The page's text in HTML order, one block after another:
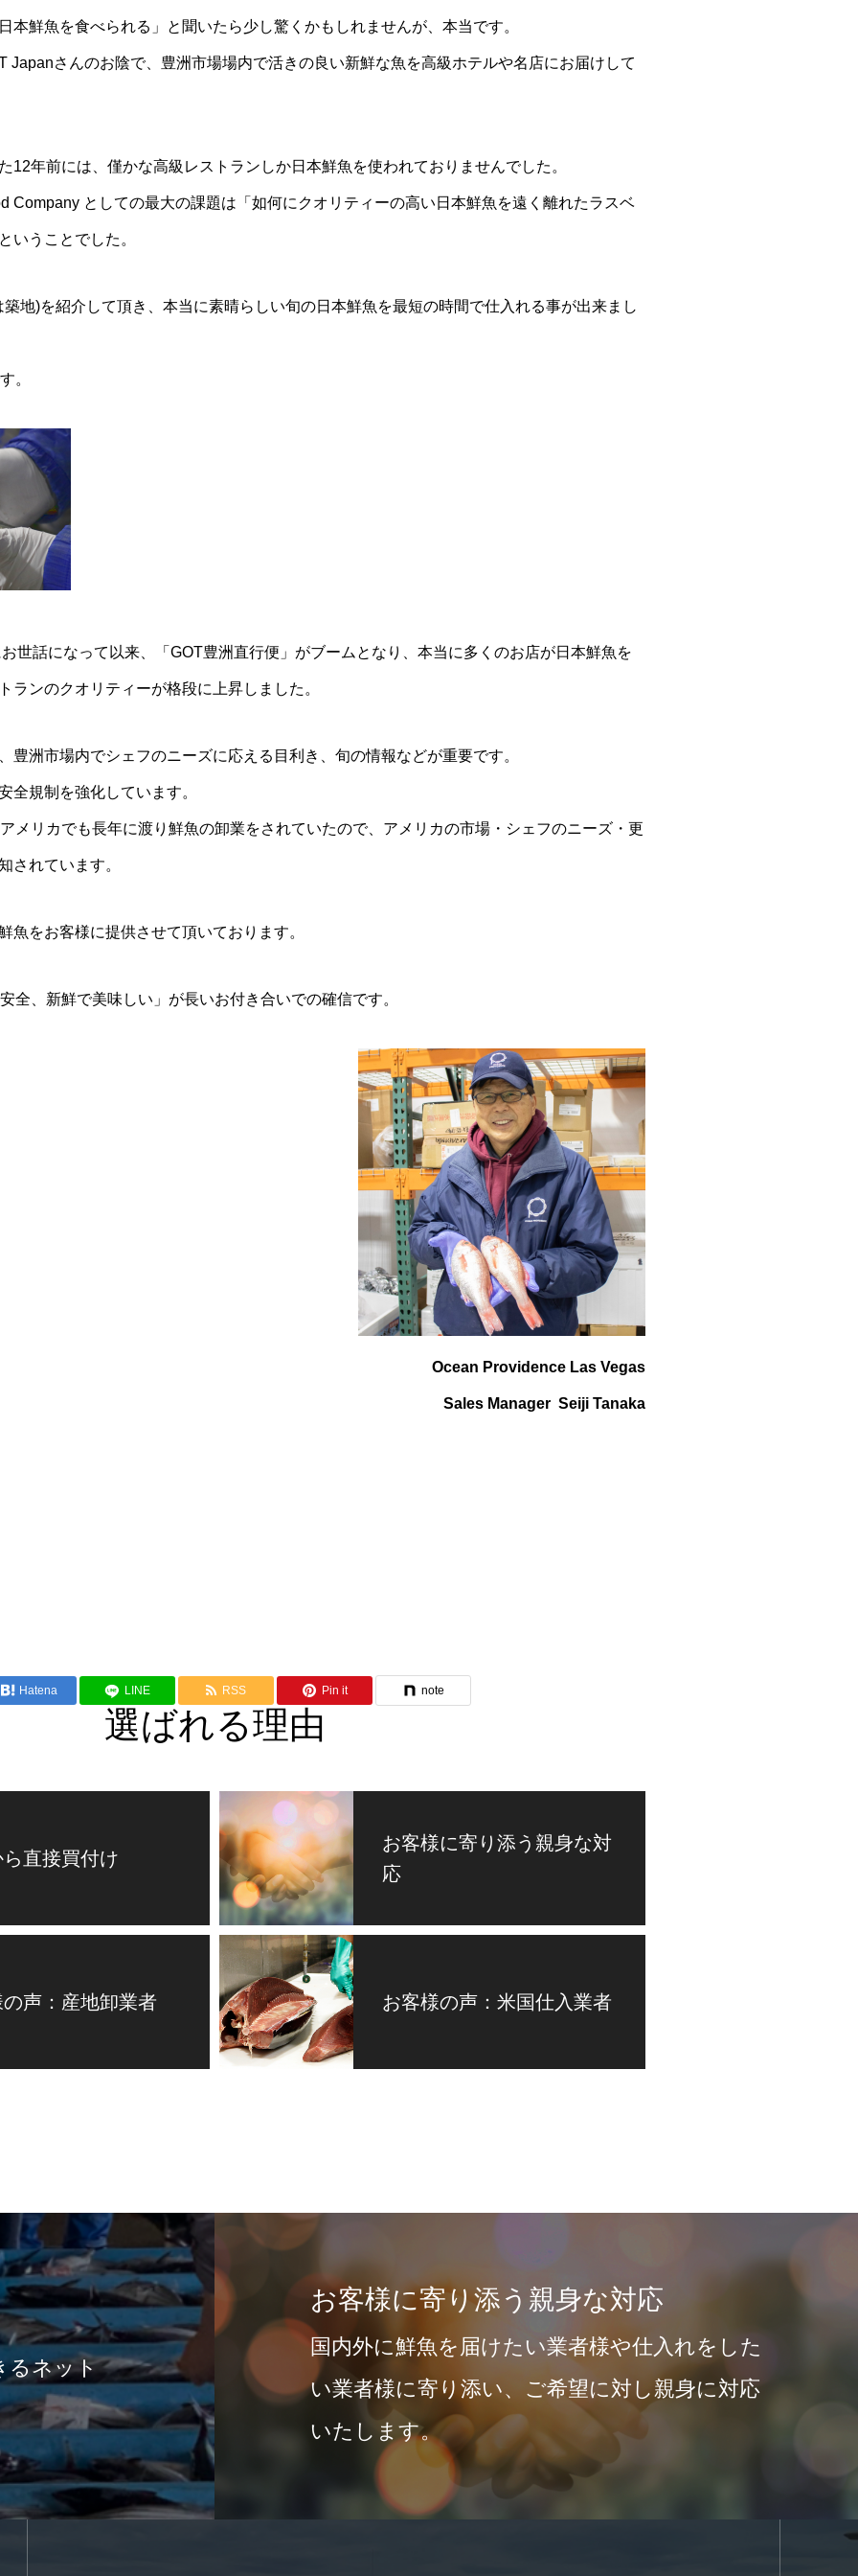
本鮮魚を食べられる」と聞いたら少し驚くかもしれませんが、本当です。
Japanさんのお陰で、豊洲市場場内で活きの良い新鮮な魚を高級ホテルや名店にお届けして
12年前には、僅かな高級レストランしか日本鮮魚を使われておりませんでした。
Company としての最大の課題は「如何にクオリティーの高い日本鮮魚を遠く離れたラスベ
いうことでした。
地)を紹介して頂き、本当に素晴らしい旬の日本鮮魚を最短の時間で仕入れる事が出来まし
。
世話になって以来、「GOT豊洲直行便」がブームとなり、本当に多くのお店が日本鮮魚を
ランのクオリティーが格段に上昇しました。
豊洲市場内でシェフのニーズに応える目利き、旬の情報などが重要です。
全規制を強化しています。
メリカでも長年に渡り鮮魚の卸業をされていたので、アメリカの市場・シェフのニーズ・更
されています。
魚をお客様に提供させて頂いております。
全、新鮮で美味しい」が長いお付き合いでの確信です。
Ocean Providence Las Vegas
Sales Manager Seiji Tanaka
Hatena LINE RSS Pin it note
選ばれる理由
直接買付け
お客様に寄り添う親身な対
応
の声：産地卸業者 お客様の声：米国仕入業者
ネット
お客様に寄り添う親身な対応
国内外に鮮魚を届けたい業者様や仕入れをした
い業者様に寄り添い、ご希望に対し親身に対応
いたします。